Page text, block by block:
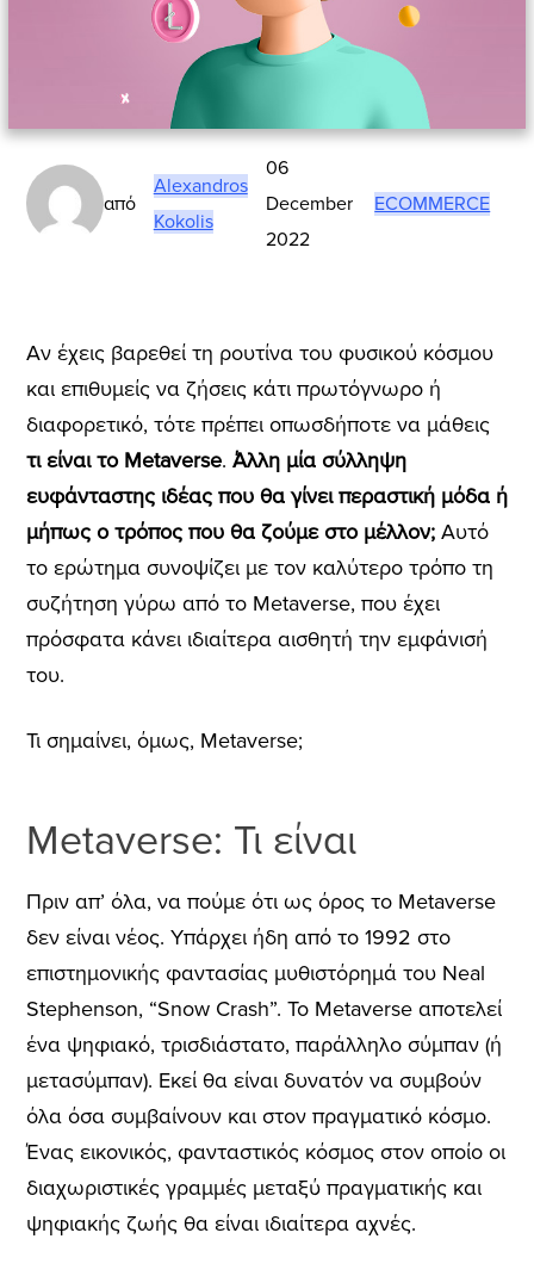
από
Alexandros
Kokolis
06
December
2022
ECOMMERCE
Αν έχεις βαρεθεί τη ρουτίνα του φυσικού κόσμου
και επιθυμείς να ζήσεις κάτι πρωτόγνωρο ή
διαφορετικό, τότε πρέπει οπωσδήποτε να μάθεις
τι είναι το Metaverse. Άλλη μία σύλληψη
ευφάνταστης ιδέας που θα γίνει περαστική μόδα ή
μήπως ο τρόπος που θα ζούμε στο μέλλον; Αυτό
το ερώτημα συνοψίζει με τον καλύτερο τρόπο τη
συζήτηση γύρω από το Metaverse, που έχει
πρόσφατα κάνει ιδιαίτερα αισθητή την εμφάνισή
του.
Τι σημαίνει, όμως, Metaverse;
Metaverse: Τι είναι
Πριν απ’ όλα, να πούμε ότι ως όρος το Metaverse
δεν είναι νέος. Υπάρχει ήδη από το 1992 στο
επιστημονικής φαντασίας μυθιστόρημά του Neal
Stephenson, “Snow Crash”. Το Metaverse αποτελεί
ένα ψηφιακό, τρισδιάστατο, παράλληλο σύμπαν (ή
μετασύμπαν). Εκεί θα είναι δυνατόν να συμβούν
όλα όσα συμβαίνουν και στον πραγματικό κόσμο.
Ένας εικονικός, φανταστικός κόσμος στον οποίο οι
διαχωριστικές γραμμές μεταξύ πραγματικής και
ψηφιακής ζωής θα είναι ιδιαίτερα αχνές.